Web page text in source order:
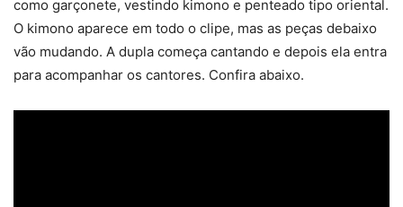
como garçonete, vestindo kimono e penteado tipo oriental.
O kimono aparece em todo o clipe, mas as peças debaixo
vão mudando. A dupla começa cantando e depois ela entra
para acompanhar os cantores. Confira abaixo.